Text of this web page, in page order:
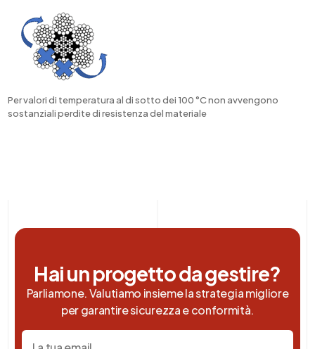
Per valori di temperatura al di sotto dei 100 °C non avvengono
sostanziali perdite di resistenza del materiale
Hai un progetto da gestire?
Parliamone. Valutiamo insieme la strategia migliore
per garantire sicurezza e conformità.